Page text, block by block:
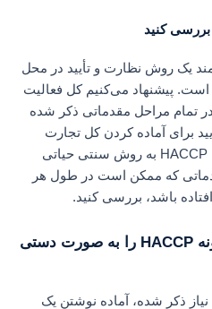
یک روش نظارت و تأیید در محل
است. پیشنهاد می‌کنیم کل فعالیت
تمام مراحل مقدماتی ذکر شده
برای آماده کردن کل تجارت
غذایی شما در ایجاد یک برنامه HACCP به روش سنتی حیاتی
که ممکن است در طول هر
باشد، بررسی کنید.
مرحله آماده سازی 3. چگونه HACCP را به صورت دستی
ذکر شده، آماده نوشتن یک